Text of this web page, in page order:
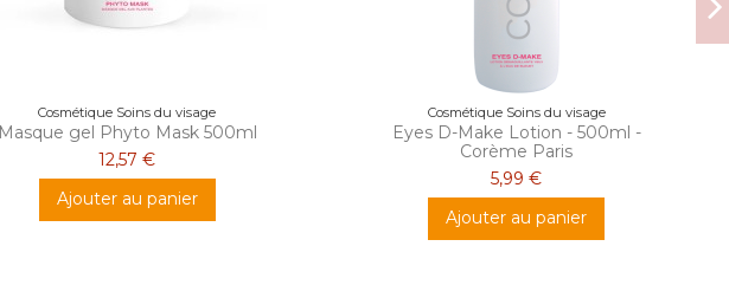
Cosmétique Soins du visage
Masque gel Phyto Mask 500ml
12,57 €
Ajouter au panier
Cosmétique Soins du visage
Eyes D-Make Lotion - 500ml -
Corème Paris
5,99 €
Ajouter au panier